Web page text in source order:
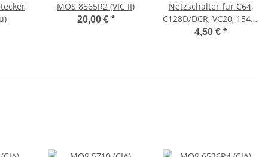
MOS 8565R2 (VIC II)
20,00 € *
Netzschalter für C64,
C128D/DCR, VC20, 1541-
II, 1581
4,50 € *